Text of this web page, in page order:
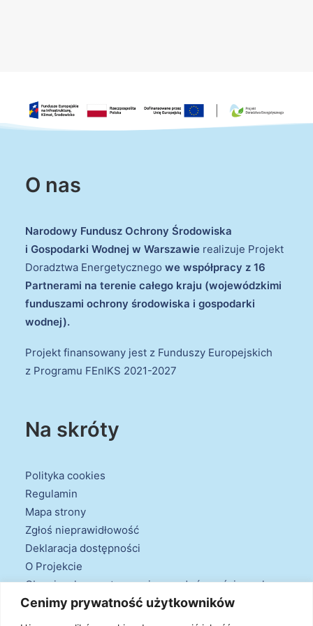
Cenimy prywatność użytkowników
O nas
Narodowy Fundusz Ochrony Środowiska
i Gospodarki Wodnej w Warszawie realizuje Projekt
Doradztwa Energetycznego we współpracy z 16
Partnerami na terenie całego kraju (wojewódzkimi
funduszami ochrony środowiska i gospodarki
wodnej).
Projekt finansowany jest z Funduszy Europejskich
z Programu FEnIKS 2021-2027
Na skróty
Polityka cookies
Regulamin
Mapa strony
Zgłoś nieprawidłowość
Deklaracja dostępności
O Projekcie
Obowiązek przestrzegania zasad równościowych
oraz warunków podstawowych
Klauzule informacyjne